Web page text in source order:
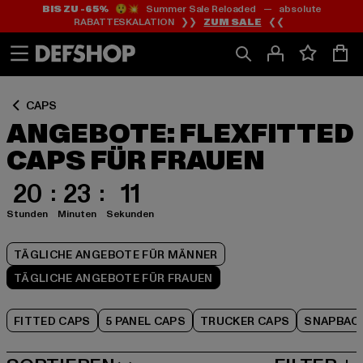
Zum
Inhalt
springen
Zum
Fußzeile
springen
BIS ZU -65%😲💥 Summer Sale Reloaded — absolute
RABATTESKALATION ❯❯ ZUM SALE ❮❮
CAPS
ANGEBOTE: FLEXFITTED
CAPS FÜR FRAUEN
20
Stunden
23
Minuten
10
Sekunden
TÄGLICHE ANGEBOTE FÜR MÄNNER
TÄGLICHE ANGEBOTE FÜR FRAUEN
FITTED CAPS 5 PANEL CAPS TRUCKER CAPS
Zum
Produktraster
springen